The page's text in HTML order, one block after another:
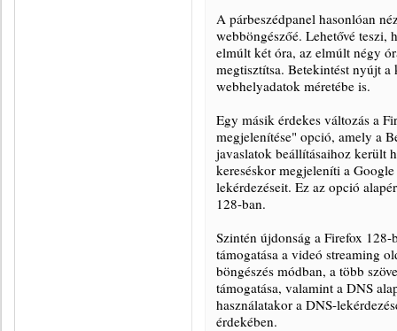
A párbeszédpanel hasonlóan
webböngészőé. Lehetővé
elmúlt két óra, az elmúlt négy
megtisztítsa. Betekintést nyújt
webhelyadatok méretébe is.
Egy másik érdekes változás a
megjelenítése" opció, amely a
javaslatok beállításaihoz került
kereséskor megjeleníti a
lekérdezéseit. Ez az opció
128-ban.
Szintén újdonság a Firefox 128-
támogatása a videó streaming
böngészés módban, a több
támogatása, valamint a DNS
használatakor a DNS-
érdekében.